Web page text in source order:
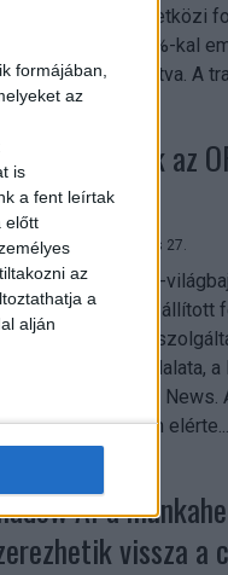
formájában,
az
is
a fent leírtak
előtt
az
a
alján
hogy a nemzetközi
26%-kal
viszonyítva. A
dőltek az
vitt
Center 2026. július 27.
os labdarúgó-
állított
leányvállalata,
írja a Broadband TV
átlagos nézőszám elérte...
AI a
vissza a